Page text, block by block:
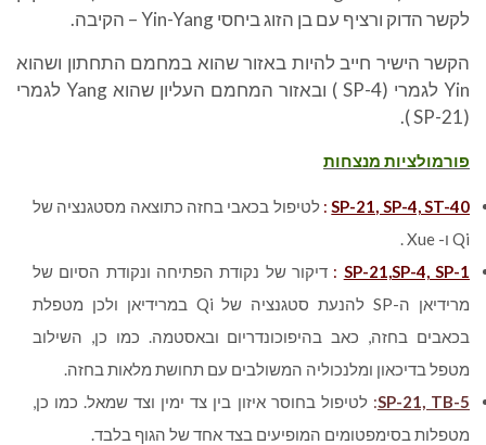
לקשר הדוק ורציף עם בן הזוג ביחסי Yin-Yang – הקיבה.
הקשר הישיר חייב להיות באזור שהוא במחמם התחתון ושהוא
Yin לגמרי (SP-4 ) ובאזור המחמם העליון שהוא Yang לגמרי
(SP-21 ).
פורמולציות מנצחות
SP-21, SP-4, ST-40
: לטיפול בכאבי בחזה כתוצאה מסטגנציה של
Qi ו- Xue .
SP-21,SP-4, SP-1
: דיקור של נקודת הפתיחה ונקודת הסיום של
מרידיאן ה-SP להנעת סטגנציה של Qi במרידיאן ולכן מטפלת
בכאבים בחזה, כאב בהיפוכונדריום ובאסטמה. כמו כן, השילוב
מטפל בדיכאון ומלנכוליה המשולבים עם תחושת מלאות בחזה.
SP-21, TB-5
: לטיפול בחוסר איזון בין צד ימין וצד שמאל. כמו כן,
מטפלות בסימפטומים המופיעים בצד אחד של הגוף בלבד.